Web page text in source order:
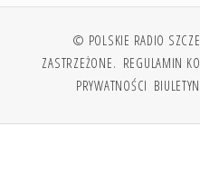
© POLSKIE RADIO
ZASTRZEŻONE. REGULAMIN
PRYWATNOŚCI